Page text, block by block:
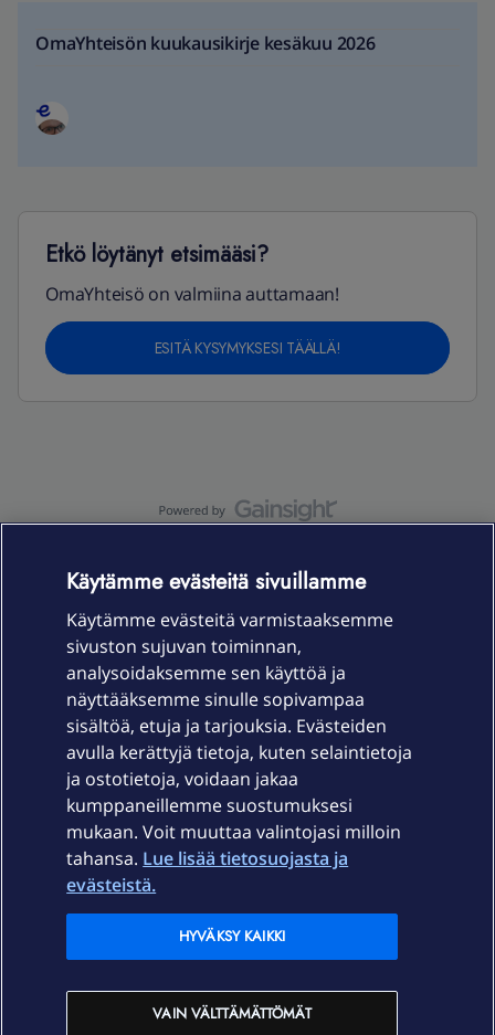
OmaYhteisön kuukausikirje kesäkuu 2026
Etkö löytänyt etsimääsi?
OmaYhteisö on valmiina auttamaan!
ESITÄ KYSYMYKSESI TÄÄLLÄ!
Laitteet & liittymät
Palvelut
Ajankohtaista
Elisa Oyj
In English
Käytämme evästeitä sivuillamme
Käytämme evästeitä varmistaaksemme
sivuston sujuvan toiminnan,
analysoidaksemme sen käyttöä ja
näyttääksemme sinulle sopivampaa
sisältöä, etuja ja tarjouksia. Evästeiden
avulla kerättyjä tietoja, kuten selaintietoja
ja ostotietoja, voidaan jakaa
kumppaneillemme suostumuksesi
mukaan. Voit muuttaa valintojasi milloin
tahansa. Lue lisää tietosuojasta ja
evästeistä.
VAIN VÄLTTÄMÄTTÖMÄT
HYVÄKSY KAIKKI